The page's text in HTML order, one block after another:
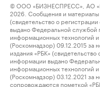
© ООО «БИЗНЕСПРЕСС», АО
2026. Сообщения и материалы
(свидетельство о
выдано Федеральной службой
информационных технологий
(Роскомнадзор) 09.12.2015
издания «РБК»
информации выдано
информационных технологий
(Роскомнадзор) 03.12.2021
сопровождаются пометкой